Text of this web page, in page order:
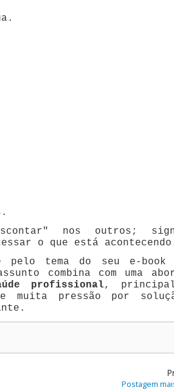
nos outros;
o que está
tema do seu e-book
combina com uma
profissional,
muita pressão por
Postagem